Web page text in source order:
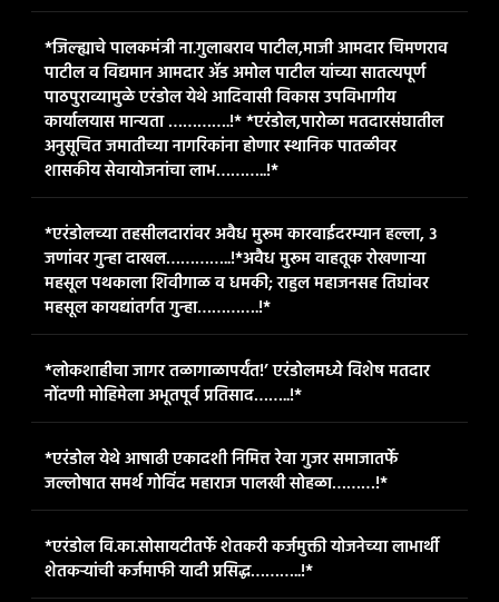
*जिल्ह्याचे पालकमंत्री ना.गुलाबराव पाटील,माजी आमदार चिमणराव
पाटील व विद्यमान आमदार ॲड अमोल पाटील यांच्या सातत्यपूर्ण
पाठपुराव्यामुळे एरंडोल येथे आदिवासी विकास उपविभागीय
कार्यालयास मान्यता ………….!* *एरंडोल,पारोळा मतदारसंघातील
अनुसूचित जमातीच्या नागरिकांना होणार स्थानिक पातळीवर
शासकीय सेवायोजनांचा लाभ………..!*
*एरंडोलच्या तहसीलदारांवर अवैध मुरूम कारवाईदरम्यान हल्ला, ३
जणांवर गुन्हा दाखल…………..!*​अवैध मुरूम वाहतूक रोखणाऱ्या
महसूल पथकाला शिवीगाळ व धमकी; राहुल महाजनसह तिघांवर
महसूल कायद्यांतर्गत गुन्हा………….!*
*लोकशाहीचा जागर तळागाळापर्यंत!’ एरंडोलमध्ये विशेष मतदार
नोंदणी मोहिमेला अभूतपूर्व प्रतिसाद……..!*
*एरंडोल येथे आषाढी एकादशी निमित्त रेवा गुजर समाजातर्फे
जल्लोषात समर्थ गोविंद महाराज पालखी सोहळा………!*
*एरंडोल वि.का.सोसायटीतर्फे शेतकरी कर्जमुक्ती योजनेच्या लाभार्थी
शेतकऱ्यांची कर्जमाफी यादी प्रसिद्ध………..!*